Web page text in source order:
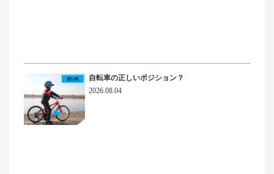
自転車の正しいポジション？
2026.08.04